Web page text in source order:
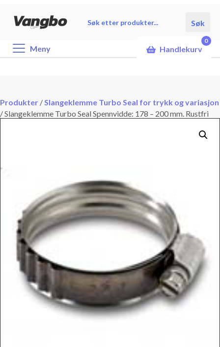
search
Søk
Meny Handlekurv
0
Produkter /Slangeklemme Turbo Seal for trykk og variasjon
/Slangeklemme Turbo Seal Spennvidde: 178 – 200 mm. Rustfri